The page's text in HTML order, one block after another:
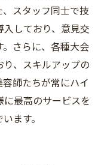
スタッフ同士で技
しており、意見交
さらに、各種大会
、スキルアップの
師たちが常にハイ
最高のサービスを
ます。